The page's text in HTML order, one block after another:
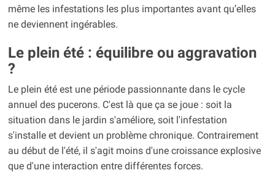
même les infestations les plus importantes avant qu’elles
ne deviennent ingérables.
Le plein été : équilibre ou aggravation
?
Le plein été est une période passionnante dans le cycle
annuel des pucerons. C'est là que ça se joue : soit la
situation dans le jardin s'améliore, soit l'infestation
s'installe et devient un problème chronique. Contrairement
au début de l'été, il s'agit moins d'une croissance explosive
que d'une interaction entre différentes forces.